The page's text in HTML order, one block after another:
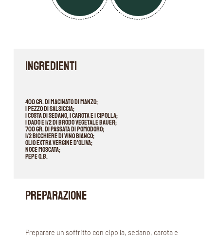
INGREDIENTI
400 gr. di macinato di manzo;
1 pezzo di salsiccia;
1 costa di sedano, 1 carota e 1 cipolla;
1 dado e 1/2 di Brodo Vegetale Bauer;
700 gr. di passata di pomodoro;
1/2 bicchiere di vino bianco;
Olio extra vergine d’oliva;
Noce moscata;
Pepe q.b.
PREPARAZIONE
Preparare un soffritto con cipolla, sedano, carota e